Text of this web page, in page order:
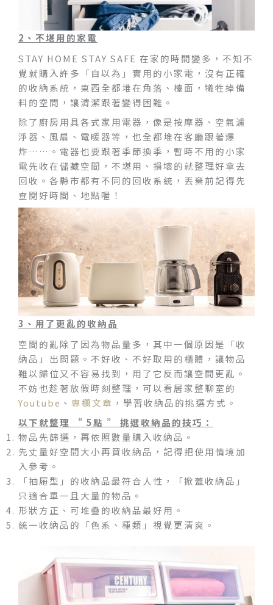
2 、不堪用的家電
STAY HOME STAY SAFE 在家的時間變多，不知不
覺就購入許多「自以為」實用的小家電，沒有正確
的收納系統，東西全都堆在角落、檯面，犧牲掉備
料的空間，讓清潔跟著變得困難。
除了廚房用具各式家用電器，像是按摩器、空氣濾
淨器、風扇、電暖器等，也全都堆在客廳跟著爆
炸……。電器也要跟著季節換季，暫時不用的小家
電先收在儲藏空間，不堪用、損壞的就整理好拿去
回收。各縣市都有不同的回收系統，丟棄前記得先
查閱好時間、地點喔！
3 、用了更亂的收納品
空間的亂除了因為物品量多，其中一個原因是「收
納品」出問題。不好收、不好取用的櫃體，讓物品
難以歸位又不容易找到，用了它反而讓空間更亂。
不妨也趁著放假時刻整理，可以看居家整聊室的
Youtube 、 專欄文章 ，學習收納品的挑選方式。
以下就整理 “ 5點 ” 挑選收納品的技巧：
物品先篩選，再依照數量購入收納品。
先丈量好空間大小再買收納品，記得把使用情境加
入參考。
「抽屜型」的收納品最符合人性，「掀蓋收納品」
只適合單一且大量的物品。
形狀方正、可堆疊的收納品最好用。
統一收納品的「色系、種類」視覺更清爽。